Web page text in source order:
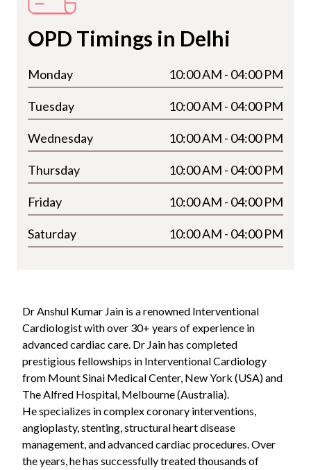
OPD Timings in Delhi
Monday 10:00 AM - 04:00 PM
Tuesday 10:00 AM - 04:00 PM
Wednesday 10:00 AM - 04:00 PM
Thursday 10:00 AM - 04:00 PM
Friday 10:00 AM - 04:00 PM
Saturday 10:00 AM - 04:00 PM
Dr Anshul Kumar Jain is a renowned Interventional
Cardiologist with over 30+ years of experience in
advanced cardiac care. Dr Jain has completed
prestigious fellowships in Interventional Cardiology
from Mount Sinai Medical Center, New York (USA) and
The Alfred Hospital, Melbourne (Australia).
He specializes in complex coronary interventions,
angioplasty, stenting, structural heart disease
management, and advanced cardiac procedures. Over
the years, he has successfully treated thousands of